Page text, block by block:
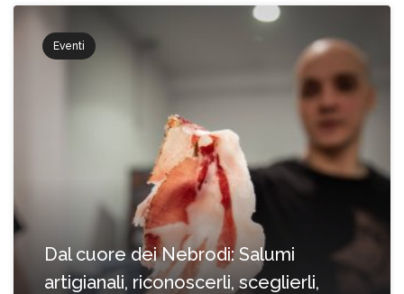
Eventi
Dal cuore dei Nebrodi: Salumi
artigianali, riconoscerli, sceglierli,